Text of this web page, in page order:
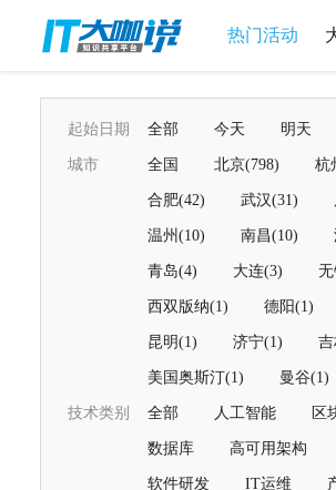
热门活动
起始日期 全部 今天 明天
城市 全国 北京(798) 杭
合肥(42) 武汉(31)
温州(10) 南昌(10)
青岛(4) 大连(3) 无
西双版纳(1) 德阳(1)
昆明(1) 济宁(1) 吉
美国奥斯汀(1) 曼谷(1)
技术类别 全部 人工智能 区
数据库 高可用架构
软件研发 IT运维